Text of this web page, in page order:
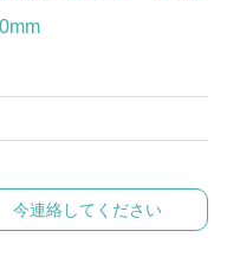
今連絡してください